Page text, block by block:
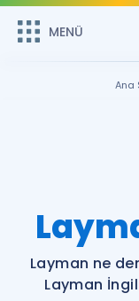
MENÜ
Remzi Hoca ile
MENÜ
Katılımcı
Faydalı
Ana
Layman ne
Layman